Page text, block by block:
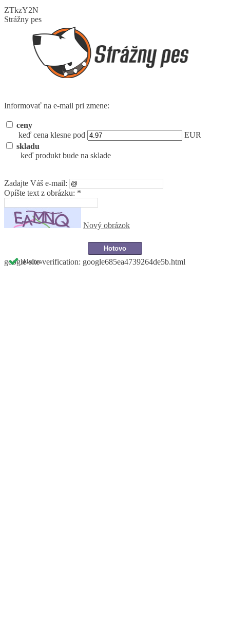
skladom
ZTkzY2N
Strážny pes
Informovať na e-mail pri zmene:
ceny
keď cena klesne pod
EUR
skladu
keď produkt bude na sklade
Zadajte Váš e-mail:
Opíšte text z obrázku: *
Nový obrázok
google-site-verification: google685ea4739264de5b.html